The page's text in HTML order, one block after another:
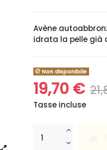
Avène
idrata la pelle già
Non disponibile
19,70 €
Tasse incluse